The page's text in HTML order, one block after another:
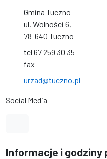
Gmina Tuczno
ul. Wolności 6,
78-640 Tuczno
tel 67 259 30 35
fax -
urzad@tuczno.pl
Social Media
Informacje i godziny